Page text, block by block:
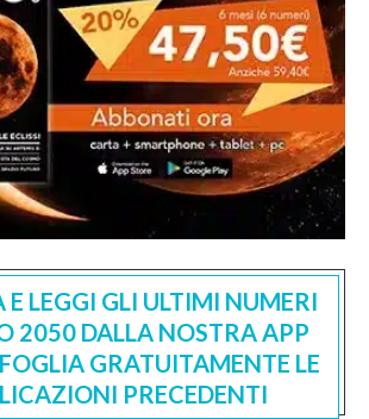
E LEGGI GLI ULTIMI NUMERI
2050 DALLA NOSTRA APP
GRATUITAMENTE LE
PRECEDENTI